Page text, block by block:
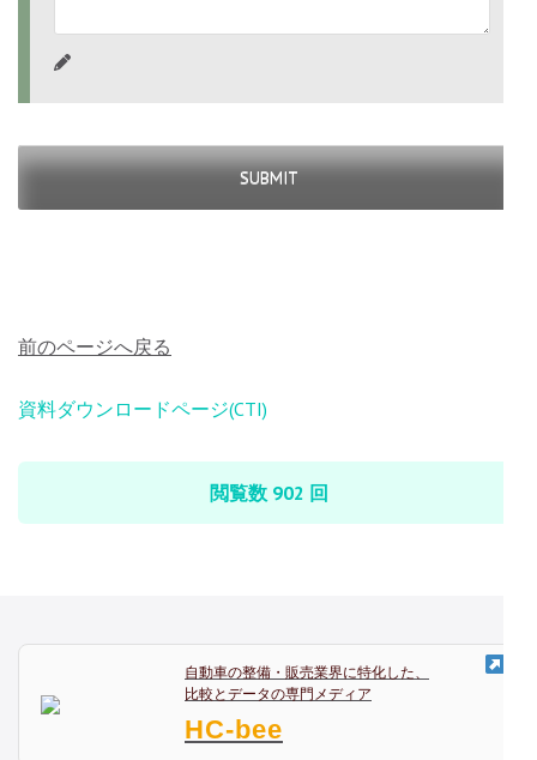
SUBMIT
前のページへ戻る
投
ナ
ョ
資料ダウンロードページ(CTI)
閲覧数 902 回
自動車の整備・販売業界に特化した、
比較とデータの専門メディア
HC-bee